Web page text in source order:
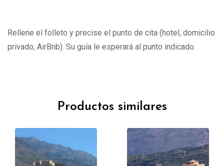
Rellene el folleto y precise el punto de cita (hotel, domicilio
privado, AirBnb). Su guía le esperará al punto indicado.
Productos similares